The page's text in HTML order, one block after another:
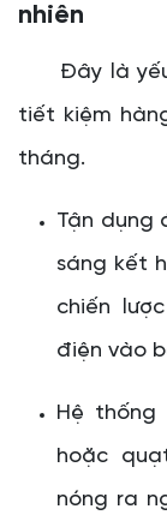
nhiên
Đây là yếu
tiết kiệm
tháng.
Tận dụng
sáng kết
chiến
điện vào
Hệ
hoặc
nóng ra